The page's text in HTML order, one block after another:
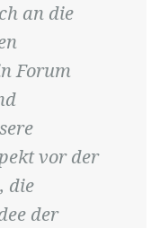
an die
Forum
vor der
die
der